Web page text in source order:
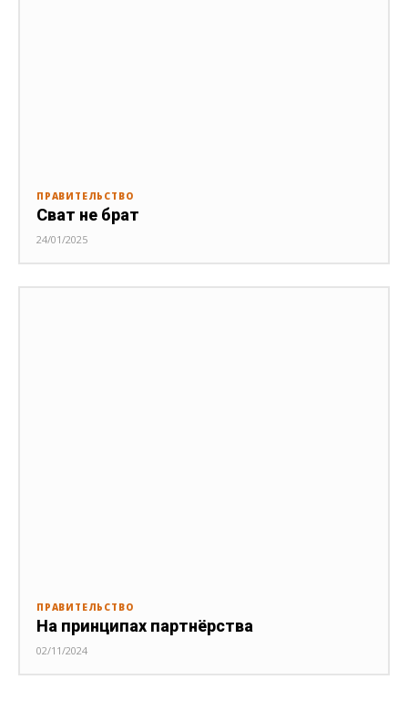
ПРАВИТЕЛЬСТВО
Сват не брат
24/01/2025
ПРАВИТЕЛЬСТВО
На принципах партнёрства
02/11/2024